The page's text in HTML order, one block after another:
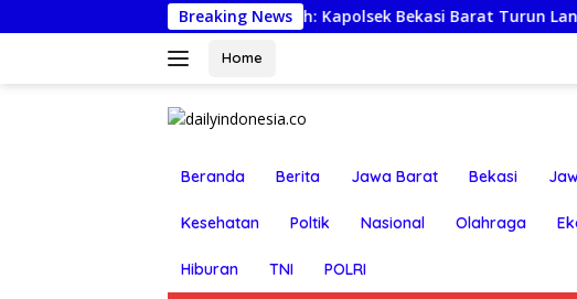
ke
Breaking News
Jumat Berkah: Kapolsek Bekasi Barat Turun Langsung Kunjungi
Home
Beranda Berita Jawa Barat Bekasi
Kesehatan Poltik Nasional Olahraga
Hiburan TNI POLRI